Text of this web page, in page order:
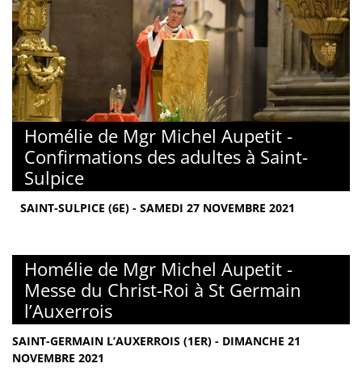
Homélie de Mgr Michel Aupetit -
Confirmations des adultes à Saint-
Sulpice
SAINT-SULPICE (6E) - SAMEDI 27 NOVEMBRE 2021
Homélie de Mgr Michel Aupetit -
Messe du Christ-Roi à St Germain
l’Auxerrois
SAINT-GERMAIN L’AUXERROIS (1ER) - DIMANCHE 21
NOVEMBRE 2021